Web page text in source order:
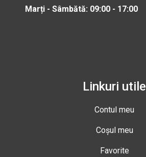
Marți - Sâmbătă: 09:00 - 17:00
Linkuri utile
Contul meu
Coșul meu
Favorite